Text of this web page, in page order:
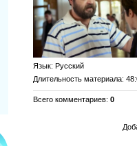
Язык: Русский
Длительность материала:
Всего комментариев: 0